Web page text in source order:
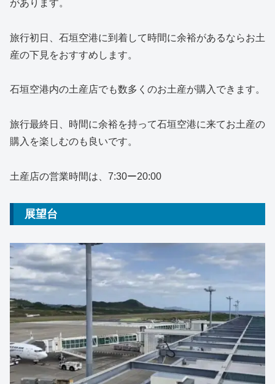
があります。
旅行初日、石垣空港に到着して時間に余裕があるならお土
産の下見をおすすめします。
石垣空港内の土産店でも数多くのお土産が購入できます。
旅行最終日、時間に余裕を持って石垣空港に来てお土産の
購入を楽しむのも良いです。
土産店の営業時間は、7:30ー20:00
展望台